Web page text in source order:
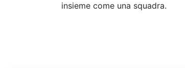
insieme come una squadra.